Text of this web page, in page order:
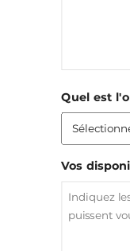
Quel est
Vos